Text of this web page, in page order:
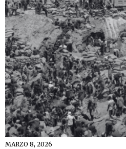
MARZO 8, 2026